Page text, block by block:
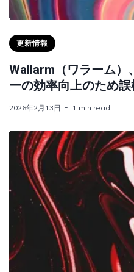
更新情報
Wallarm（ワラーム）
ーの効率向上のため
2026年2月13日 1 min read